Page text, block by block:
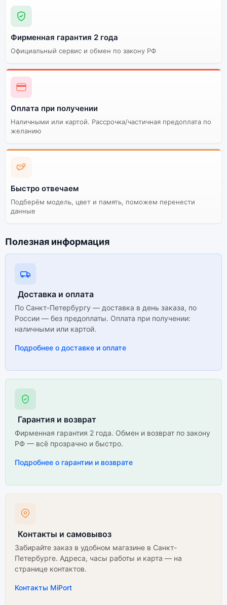
(Чёрный космос) (8C
Высокое качество
Стоимость ноутбука
M3 8GB/1Tb Space Black
Существует не оригинальная и оригинальная версия
ноутбука Apple MacBook Pro 14 M3 8GB/1Tb Space
полностью адаптирована и поддерживает все
дешевле, но корректная работа сервисов не
Фирменная гарантия 2 года
Официальный сервис и обмен по закону РФ
Оплата при получении
Наличными или картой. Рассрочка/частичная предоплата по
желанию
Быстро отвечаем
Подберём модель, цвет и память, поможем перенести
данные
Полезная информация
Доставка и оплата
По Санкт-Петербургу — доставка в день заказа, по
России — без предоплаты. Оплата при получении:
наличными или картой.
Подробнее о доставке и оплате
Гарантия и возврат
Фирменная гарантия 2 года. Обмен и возврат по закону
РФ — всё прозрачно и быстро.
Подробнее о гарантии и возврате
Контакты и самовывоз
Забирайте заказ в удобном магазине в Санкт-
Петербурге. Адреса, часы работы и карта — на
странице контактов.
Контакты MiPort